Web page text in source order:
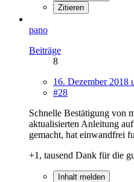
Zitieren
pano
Beiträge
8
16. Dezember 2018
#28
Schnelle Bestätigung von
aktualisierten Anleitung
gemacht, hat einwandfrei
+1, tausend Dank für die
Inhalt melden